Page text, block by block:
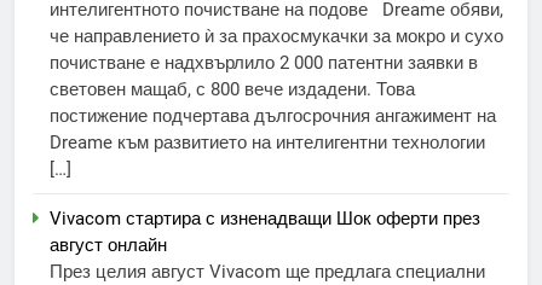
интелигентното почистване на подове Dreame обяви,
че направлението ѝ за прахосмукачки за мокро и сухо
почистване е надхвърлило 2 000 патентни заявки в
световен мащаб, с 800 вече издадени. Това
постижение подчертава дългосрочния ангажимент на
Dreame към развитието на интелигентни технологии
[…]
Vivacom стартира с изненадващи Шок оферти през
август онлайн
През целия август Vivacom ще предлага специални